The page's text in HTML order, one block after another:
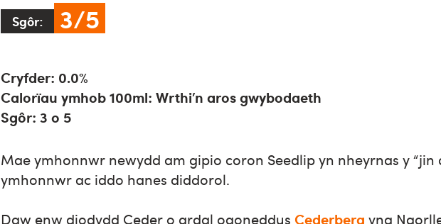
Sgôr: 3/5
Cryfder: 0.0%
Calorïau ymhob 100ml: Wrthi’n aros gwybodaeth
Sgôr: 3 o 5
Mae ymhonnwr newydd am gipio coron Seedlip yn nheyrnas y “jin
ymhonnwr ac iddo hanes diddorol.
Daw enw diodydd Ceder o ardal ogoneddusCederberg yng